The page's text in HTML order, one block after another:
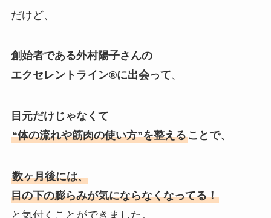
だけど、
創始者である外村陽子さんの
エクセレントライン®︎に出会って、
目元だけじゃなくて
“体の流れや筋肉の使い方”を整えることで、
数ヶ月後には、
目の下の膨らみが気にならなくなってる！
と気付くことができました。